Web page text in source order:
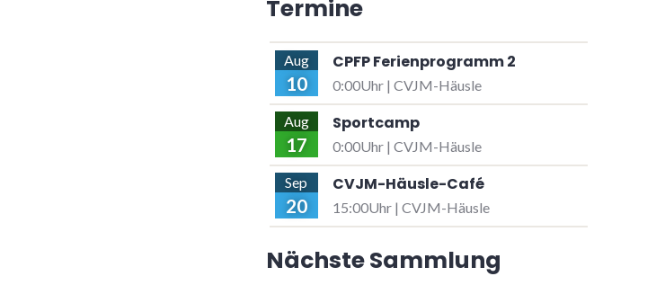
Termine
Aug
10
CPFP Ferienprogramm 2
0:00Uhr | CVJM-Häusle
Aug
17
Sportcamp
0:00Uhr | CVJM-Häusle
Sep
20
CVJM-Häusle-Café
15:00Uhr | CVJM-Häusle
Nächste Sammlung